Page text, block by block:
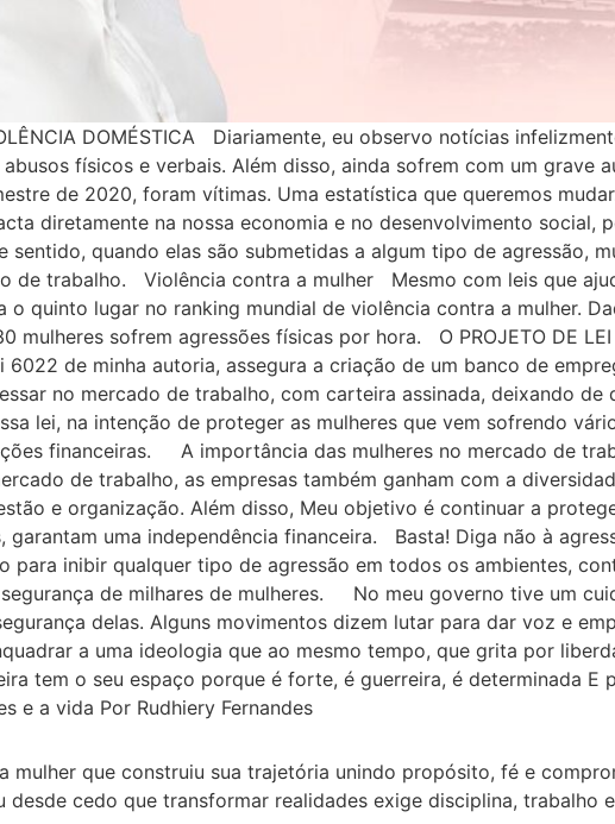
DOMÉSTICA Diariamente, eu observo notícias
físicos e verbais. Além disso, ainda sofrem com um grave
de 2020, foram vítimas. Uma estatística que queremos
diretamente na nossa economia e no desenvolvimento social,
sentido, quando elas são submetidas a algum tipo de agressão,
de trabalho. Violência contra a mulher Mesmo com leis que
o quinto lugar no ranking mundial de violência contra a mulher.
mulheres sofrem agressões físicas por hora. O PROJETO DE
de minha autoria, assegura a criação de um banco de
no mercado de trabalho, com carteira assinada, deixando
lei, na intenção de proteger as mulheres que vem sofrendo
financeiras. A importância das mulheres no mercado de
de trabalho, as empresas também ganham com a
e organização. Além disso, Meu objetivo é continuar a
garantam uma independência financeira. Basta! Diga não à
para inibir qualquer tipo de agressão em todos os ambientes,
de milhares de mulheres. No meu governo tive um
delas. Alguns movimentos dizem lutar para dar voz e
a uma ideologia que ao mesmo tempo, que grita por
tem o seu espaço porque é forte, é guerreira, é determinada E
e a vida Por Rudhiery Fernandes
mulher que construiu sua trajetória unindo propósito, fé e
desde cedo que transformar realidades exige disciplina, trabalho